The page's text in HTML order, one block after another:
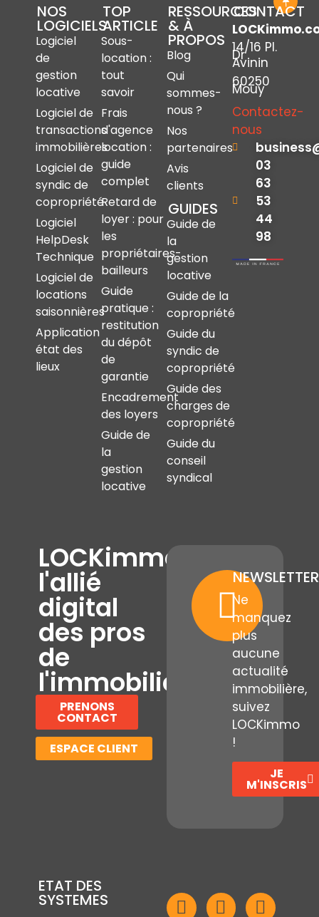
NOS
LOGICIELS
Logiciel
de
gestion
locative
Logiciel de
transactions
immobilières
Logiciel de
syndic de
copropriété
Logiciel
HelpDesk
Technique
Logiciel de
locations
saisonnières
Application
état des
lieux
TOP
ARTICLE
Sous-
location :
tout
savoir
Frais
d'agence
location :
guide
complet
Retard de
loyer : pour
les
propriétaires-
bailleurs
Guide
pratique :
restitution
du dépôt
de
garantie
Encadrement
des loyers
Guide de
la
gestion
locative
RESSOURCES
& À
PROPOS
Blog
Qui
sommes-
nous ?
Nos
partenaires
Avis
clients
GUIDES
Guide de
la
gestion
locative
Guide de la
copropriété
Guide du
syndic de
copropriété
Guide des
charges de
copropriété
Guide du
conseil
syndical
CONTACT
14/16 Pl.
Dr
Avinin
60250
Mouy
Contactez-
nous
03
63
53
44
98
LOCKimmo,
l'allié
digital
des pros
de
l'immobilier
PRENONS
CONTACT
ESPACE CLIENT
NEWSLETTER
Ne
manquez
plus
aucune
actualité
immobilière,
suivez
LOCKimmo
!
JE
M'INSCRIS
ETAT DES
SYSTEMES